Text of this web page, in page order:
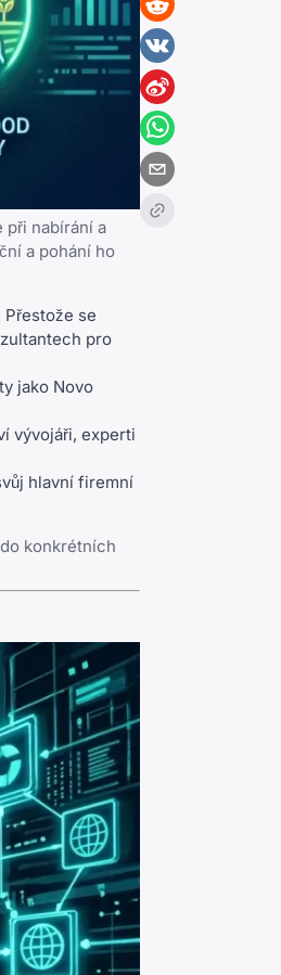
při nabírání a
a pohání ho
se
pro
jako Novo
vývojáři, experti
hlavní firemní
konkrétních